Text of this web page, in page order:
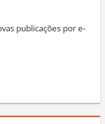
publicações por e-